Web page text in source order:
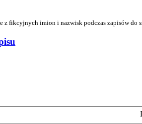
z fikcyjnych imion i nazwisk podczas zapisów do